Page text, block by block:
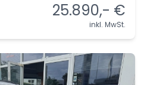
25.890,- €
inkl. MwSt.